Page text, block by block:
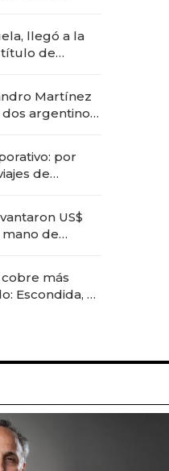
llegó a la
título de
Martínez
argentinos
por
de
experiencias
US$
de
cobre más
Escondida, el